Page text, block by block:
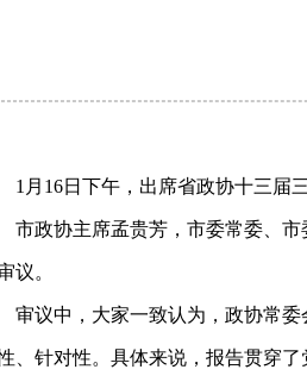
1月16日下午，出席省政协十三届
市政协主席孟贵芳，市委常委、
议。
审议中，大家一致认为，政协常
、针对性。具体来说，报告贯穿